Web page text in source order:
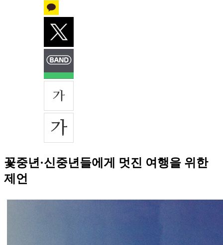
꽃중년·신중년들에게 멋진 여행을 위한
제언